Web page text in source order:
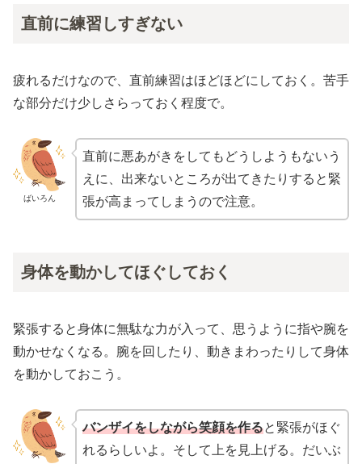
直前に練習しすぎない
疲れるだけなので、直前練習はほどほどにしておく。苦手
な部分だけ少しさらっておく程度で。
ばいろん
直前に悪あがきをしてもどうしようもないう
えに、出来ないところが出てきたりすると緊
張が高まってしまうので注意。
身体を動かしてほぐしておく
緊張すると身体に無駄な力が入って、思うように指や腕を
動かせなくなる。腕を回したり、動きまわったりして身体
を動かしておこう。
バンザイをしながら笑顔を作ると緊張がほぐ
れるらしいよ。そして上を見上げる。だいぶ